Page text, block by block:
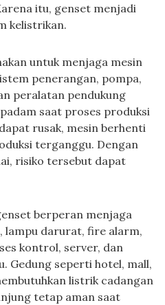
itu, genset menjadi
kelistrikan.
untuk menjaga mesin
penerangan, pompa,
peralatan pendukung
saat proses produksi
rusak, mesin berhenti
terganggu. Dengan
risiko tersebut dapat
berperan menjaga
darurat, fire alarm,
kontrol, server, dan
Gedung seperti hotel, mall,
listrik cadangan
tetap aman saat